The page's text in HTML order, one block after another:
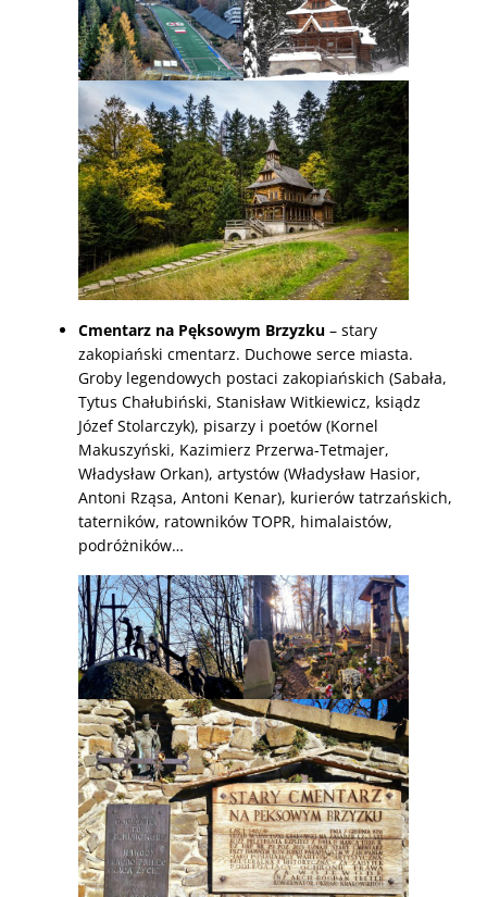
Cmentarz na Pęksowym Brzyzku – stary
zakopiański cmentarz. Duchowe serce miasta.
Groby legendowych postaci zakopiańskich (Sabała,
Tytus Chałubiński, Stanisław Witkiewicz, ksiądz
Józef Stolarczyk), pisarzy i poetów (Kornel
Makuszyński, Kazimierz Przerwa-Tetmajer,
Władysław Orkan), artystów (Władysław Hasior,
Antoni Rząsa, Antoni Kenar), kurierów tatrzańskich,
taterników, ratowników TOPR, himalaistów,
podróżników…